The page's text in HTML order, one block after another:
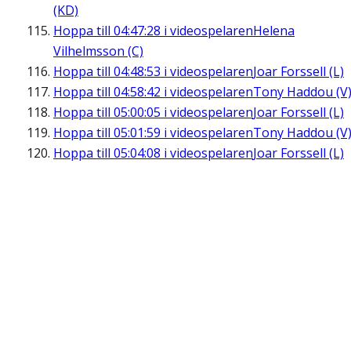
(KD)
Hoppa till 04:47:28 i videospelarenHelena
Vilhelmsson (C)
Hoppa till 04:48:53 i videospelarenJoar Forssell (L)
Hoppa till 04:58:42 i videospelarenTony Haddou (V)
Hoppa till 05:00:05 i videospelarenJoar Forssell (L)
Hoppa till 05:01:59 i videospelarenTony Haddou (V)
Hoppa till 05:04:08 i videospelarenJoar Forssell (L)